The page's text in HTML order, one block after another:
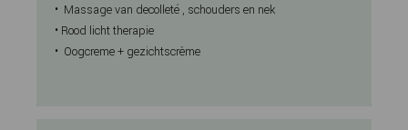
• Massage van decolleté , schouders en nek
• Rood licht therapie
• Oogcreme + gezichtscrème